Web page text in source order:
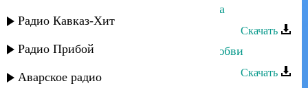
Радио Кавказ-Хит
Радио Прибой
Аварское радио
Марина Алиева и Замир - Лезгинка
Скачать
Замир и Марина Алиева - Голос любви
Скачать